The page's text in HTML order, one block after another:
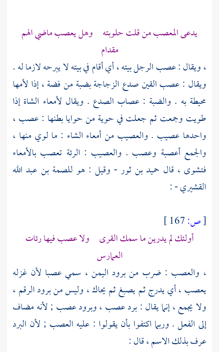
يدعى المعصب من قلت حلوبته وهل يعصب ماضي الهم
مقدام
، ويقال : عصب الرجل بيته ، أي أقام في بيته لا يبرحه لازما له .
ويقال : عصب القين صدع الزجاجة بضبة من فضة ، إذا لأمها
محيطة به . والضبة : عصاب الصدع . ويقال لأمعاء الشاة إذا
طويت وجمعت ثم جعلت في حوية من حوايا بطنها : عصب ،
واحدها عصيب . والعصيب من أمعاء الشاء : ما لوي منها ،
والجمع أعصبة وعصب . والعصيب : الرئة تعصب بالأمعاء
فتشوى ، قال حميد بن ثور- وقيل : هو للصمة بن عبد الله
القشيري- :
[ص:
أولئك لم يدرين ما سمك القرى ولا عصب فيها رئات
العمارس
، والعصب : ضرب من برود اليمن ، سمي عصبا لأن غزله
يعصب ، أي يدرج ثم يصبغ ثم يحاك ، وليس من برود الرقم ،
ولا يجمع ، إنما يقال : برد عصب ، وبرود عصب ; لأنه مضاف
إلى الفعل . وربما اكتفوا بأن يقولوا : عليه العصب ; لأن البرد
عرف بذلك الاسم ، قال :